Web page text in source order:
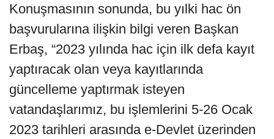
Konuşmasının sonunda, bu yılki hac ön
başvurularına ilişkin bilgi veren Başkan
Erbaş, “2023 yılında hac için ilk defa kayıt
yaptıracak olan veya kayıtlarında
güncelleme yaptırmak isteyen
vatandaşlarımız, bu işlemlerini 5-26 Ocak
2023 tarihleri arasında e-Devlet üzerinden